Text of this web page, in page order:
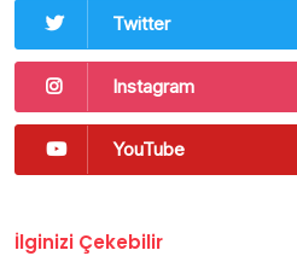
Twitter
Instagram
YouTube
İlginizi Çekebilir